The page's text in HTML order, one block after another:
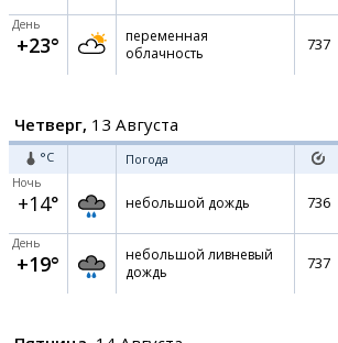
День
+23°
переменная
облачность
737
Четверг, 13 Августа
°C Погода
Ночь
+14° небольшой дождь 736
День
+19°
небольшой ливневый
дождь
737